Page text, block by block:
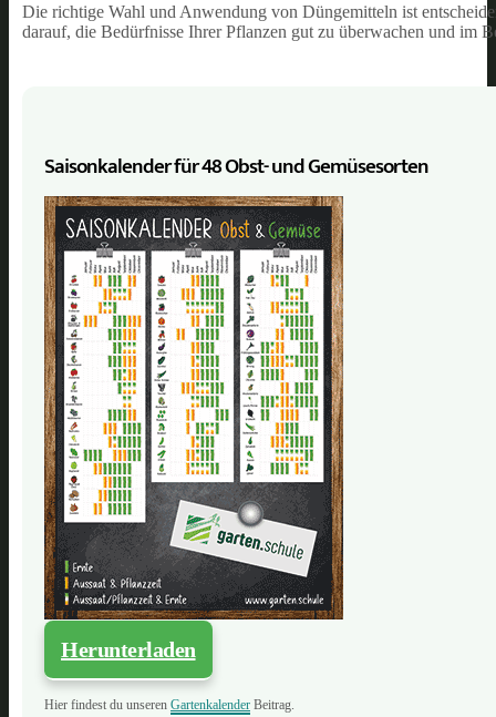
Die richtige Wahl und Anwendung von Düngemitteln ist
darauf, die Bedürfnisse Ihrer Pflanzen gut zu überwachen und im
Saisonkalender für 48 Obst- und Gemüse­sorten
Herunterladen
Hier findest du unseren Gartenkalender Beitrag.